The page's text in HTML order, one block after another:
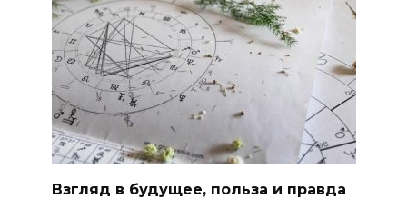
Взгляд в будущее, польза и правда